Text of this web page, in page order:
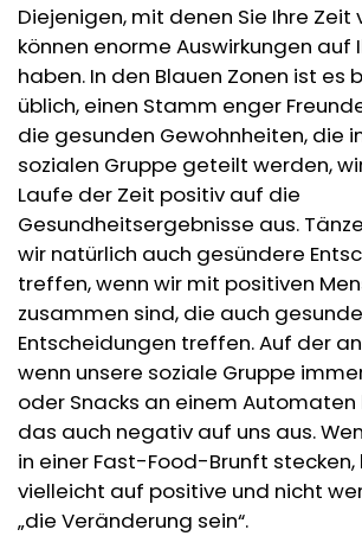
Diejenigen, mit denen Sie Ihre Zeit
können enorme Auswirkungen auf
haben. In den Blauen Zonen ist es
üblich, einen Stamm enger
die gesunden Gewohnheiten, die
sozialen Gruppe geteilt werden,
Laufe der Zeit positiv auf die
Gesundheitsergebnisse aus.
wir natürlich auch gesündere
treffen, wenn wir mit positiven
zusammen sind, die auch gesunde
Entscheidungen treffen. Auf der
wenn unsere soziale Gruppe
oder Snacks an einem Automaten
das auch negativ auf uns aus.
in einer Fast-Food-Brunft stecken,
vielleicht auf positive und nicht
„die Veränderung sein“.